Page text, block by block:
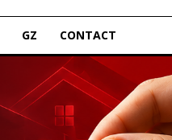
GZ CONTACT